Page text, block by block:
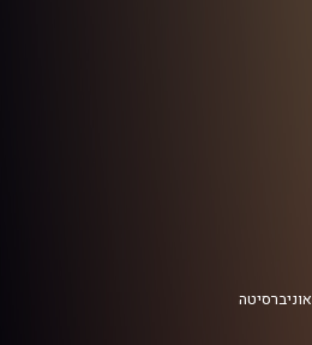
דייוויד, ונצלול למה שקורה כיום
הביטחוניים והכלכליים.
אזורי, ונבחן מה הדרכים
מקר לחם. פרק שמתחיל מהבסיס
עומק ולצעדים פרקטיים